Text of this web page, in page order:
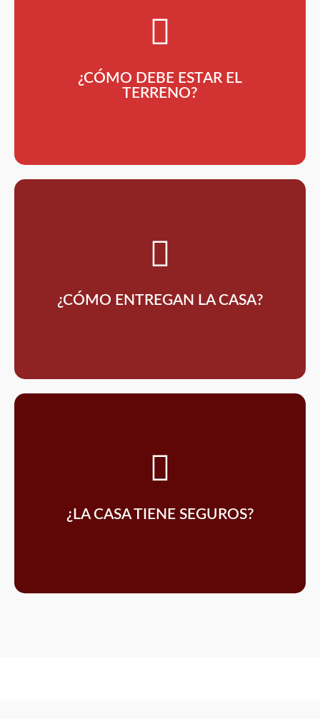
¿CÓMO DEBE ESTAR EL
TERRENO?
El terreno debe estar firme y
nivelado en tierra.
¿CÓMO ENTREGAN LA CASA?
tipo ladrillo en ambos lados
¿LA CASA TIENE SEGUROS?
Póliza de cumplimiento
cumplimiento y responsabilidad de Sura Compañía de